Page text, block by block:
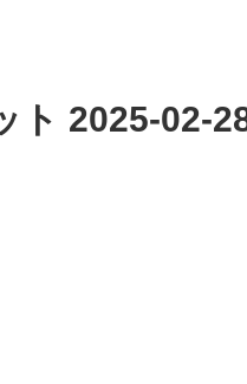
ト 2025-02-